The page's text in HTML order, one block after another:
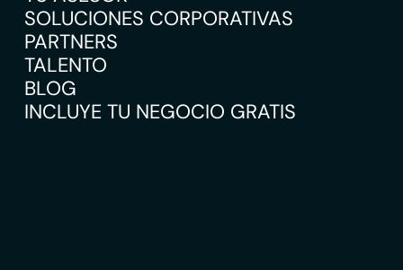
SOLUCIONES CORPORATIVAS
PARTNERS
TALENTO
BLOG
INCLUYE TU NEGOCIO GRATIS